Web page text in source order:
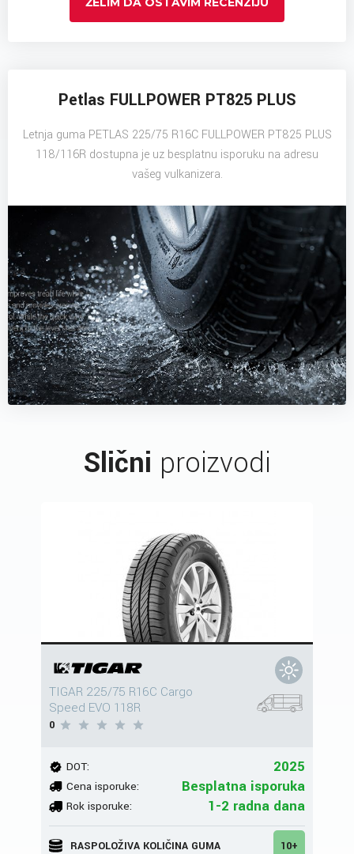
Petlas FULLPOWER PT825 PLUS
Letnja guma PETLAS 225/75 R16C FULLPOWER PT825 PLUS
118/116R dostupna je uz besplatnu isporuku na adresu
vašeg vulkanizera.
Slični proizvodi
TIGAR 225/75 R16C Cargo
Speed EVO 118R
0
DOT: 2025
Cena isporuke: Besplatna isporuka
Rok isporuke: 1-2 radna dana
RASPOLOŽIVA KOLIČINA GUMA 10+